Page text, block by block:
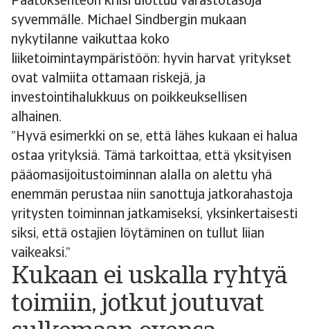
syvemmälle. Michael Sindbergin mukaan
nykytilanne vaikuttaa koko
liiketoimintaympäristöön: hyvin harvat yritykset
ovat valmiita ottamaan riskejä, ja
investointihalukkuus on poikkeuksellisen
alhainen.
”Hyvä esimerkki on se, että lähes kukaan ei halua
ostaa yrityksiä. Tämä tarkoittaa, että yksityisen
pääomasijoitustoiminnan alalla on alettu yhä
enemmän perustaa niin sanottuja jatkorahastoja
yritysten toiminnan jatkamiseksi, yksinkertaisesti
siksi, että ostajien löytäminen on tullut liian
vaikeaksi.”
Kukaan ei uskalla ryhtyä
toimiin, jotkut joutuvat